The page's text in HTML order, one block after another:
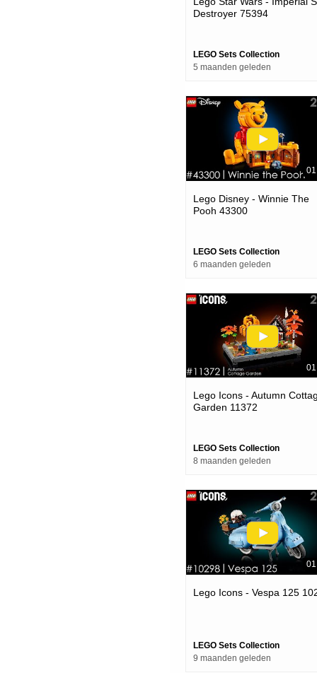
Destroyer 75394
LEGO Sets Collection
5 maanden geleden
Lego Disney - Winnie The
Pooh 43300
LEGO Sets Collection
6 maanden geleden
Lego Icons - Autumn
Garden 11372
LEGO Sets Collection
8 maanden geleden
Lego Icons - Vespa 125
LEGO Sets Collection
9 maanden geleden